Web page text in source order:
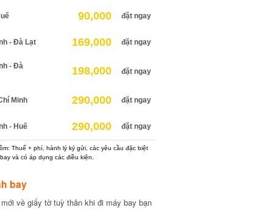
90,000 đặt ngay
- Đà Lạt 169,000 đặt ngay
- Đà
198,000 đặt ngay
Minh 290,000 đặt ngay
- Huế 290,000 đặt ngay
Thuế + phí, hành lý ký gửi, các yêu cầu đặc biệt
và có áp dụng các điều kiện.
bay
về giấy tờ tuỳ thân khi đi máy bay bạn